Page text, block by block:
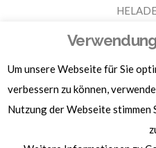
Für
Um unsere Webseite für Sie
verbessern zu können,
Nutzung der Webseite stimmen